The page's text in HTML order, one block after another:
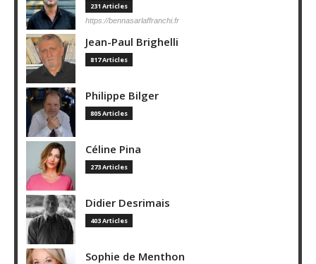
231 Articles
https://bennasarlaffranchi.fr
Jean-Paul Brighelli
817 Articles
Philippe Bilger
805 Articles
Céline Pina
273 Articles
Didier Desrimais
403 Articles
Sophie de Menthon